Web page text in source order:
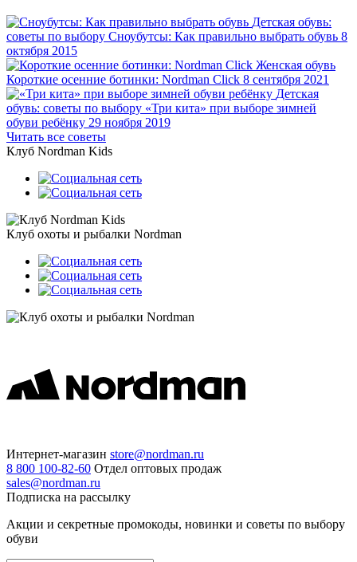
Детская обувь:
советы по выбору Сноубутсы: Как правильно выбрать обувь 8
октября 2015
Женская обувь
Короткие осенние ботинки: Nordman Click 8 сентября 2021
Детская
обувь: советы по выбору «Три кита» при выборе зимней
обуви ребёнку 29 ноября 2019
Читать все советы
Клуб Nordman Kids
Клуб охоты и рыбалки Nordman
Интернет-магазин store@nordman.ru
8 800 100-82-60 Отдел оптовых продаж
sales@nordman.ru
Подписка на рассылку
Акции и секретные промокоды, новинки и советы по выбору
обуви